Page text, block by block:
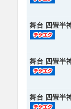
舞台 四畳半
舞台 四畳半
舞台 四畳半